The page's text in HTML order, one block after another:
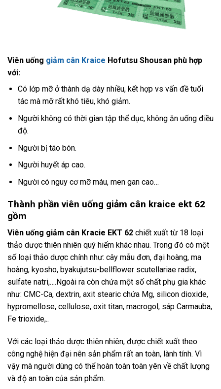
Viên uống giảm cân Kraice Hofutsu Shousan phù hợp
với:
Có lớp mỡ ở thành dạ dày nhiều, kết hợp vs vấn đề tuổi
tác mà mỡ rất khó tiêu, khó giảm.
Người không có thời gian tập thể dục, không ăn uống điều
độ.
Người bị táo bón.
Người huyết áp cao.
Người có nguy cơ mỡ máu, men gan cao…
Thành phần viên uống giảm cân kraice ekt 62
gồm
Viên uống giảm cân Kracie EKT 62 chiết xuất từ 18 loại
thảo dược thiên nhiên quý hiếm khác nhau. Trong đó có một
số loại thảo dược chính như: cây mẫu đơn, đại hoàng, ma
hoàng, kyosho, byakujutsu-bellflower scutellariae radix,
sulfate natri,….Ngoài ra còn chứa một số chất phụ gia khác
như: CMC-Ca, dextrin, axit stearic chứa Mg, silicon dioxide,
hypromellose, cellulose, oxit titan, macrogol, sáp Carmauba,
Fe trioxide,..
Với các loại thảo dược thiên nhiên, được chiết xuất theo
công nghệ hiện đại nên sản phẩm rất an toàn, lành tính. Vì
vậy mà người dùng có thể hoàn toàn toàn yên về chất lượng
và độ an toàn của sản phẩm.